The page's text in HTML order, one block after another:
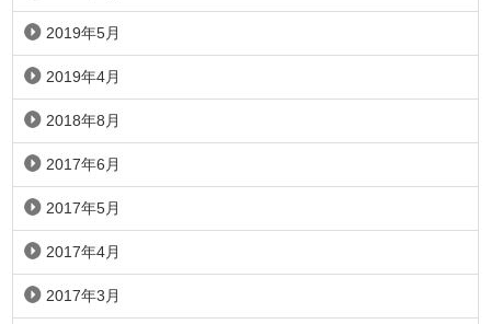
2019年5月
2019年4月
2018年8月
2017年6月
2017年5月
2017年4月
2017年3月